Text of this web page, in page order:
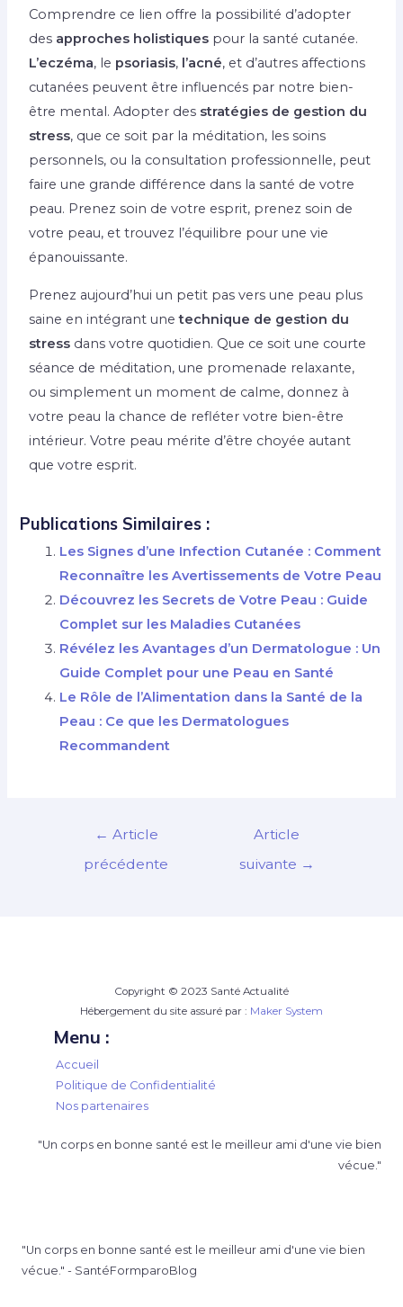
Comprendre ce lien offre la possibilité d’adopter
des approches holistiques pour la santé cutanée.
L’eczéma, le psoriasis, l’acné, et d’autres affections
cutanées peuvent être influencés par notre bien-
être mental. Adopter des stratégies de gestion du
stress, que ce soit par la méditation, les soins
personnels, ou la consultation professionnelle, peut
faire une grande différence dans la santé de votre
peau. Prenez soin de votre esprit, prenez soin de
votre peau, et trouvez l’équilibre pour une vie
épanouissante.
Prenez aujourd’hui un petit pas vers une peau plus
saine en intégrant unetechnique de gestion du
stress dans votre quotidien. Que ce soit une courte
séance de méditation, une promenade relaxante,
ou simplement un moment de calme, donnez à
votre peau la chance de refléter votre bien-être
intérieur. Votre peau mérite d’être choyée autant
que votre esprit.
Publications Similaires :
Les Signes d’une Infection Cutanée : Comment
Reconnaître les Avertissements de Votre Peau
Découvrez les Secrets de Votre Peau : Guide
Complet sur les Maladies Cutanées
Révélez les Avantages d’un Dermatologue : Un
Guide Complet pour une Peau en Santé
Le Rôle de l’Alimentation dans la Santé de la
Peau : Ce que les Dermatologues
Recommandent
← Article
précédente
Article
suivante →
Copyright © 2023 Santé Actualité
Hébergement du site assuré par : Maker System
Menu :
Accueil
Politique de Confidentialité
Nos partenaires
"Un corps en bonne santé est le meilleur ami d'une vie bien
vécue."
"Un corps en bonne santé est le meilleur ami d'une vie bien
vécue." - SantéFormparoBlog